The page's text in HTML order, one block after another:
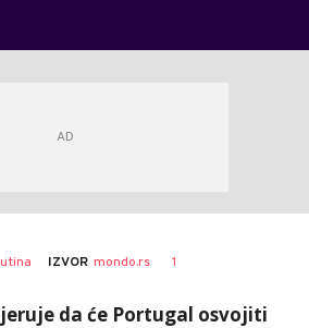
IZVOR mondo.rs 1
da će Portugal osvojiti